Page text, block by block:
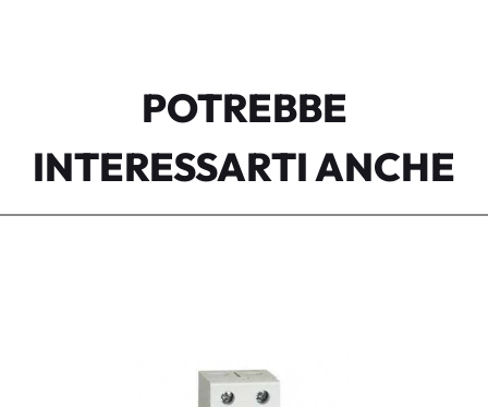
POTREBBE
INTERESSARTI ANCHE